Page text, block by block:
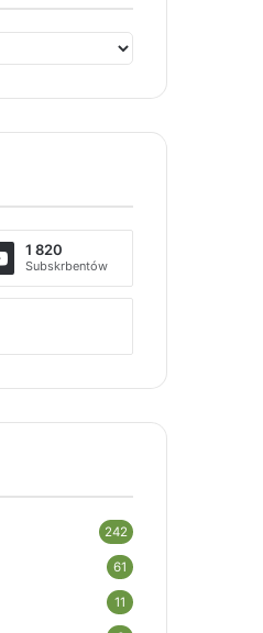
1 820
Subskrbentów
242
61
11